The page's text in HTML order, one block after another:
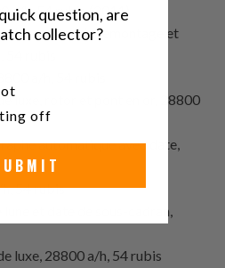
a/h, 54 rubis (2011)
luxe, rotor de remontage et
rubis
a/h, 54 rubis
luxe, rotor et pont en or, 28800
automatique avec date,
54 rubis
et date de sous-cadran,
luxe, 28800 a/h, 54 rubis
question, are
collector?
collector?
off